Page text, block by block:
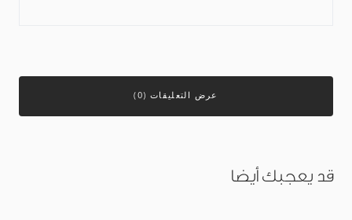
عرض التعليقات (0)
قد يعجبك أيضا